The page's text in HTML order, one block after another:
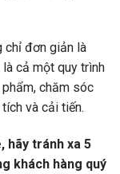
chỉ đơn giản là
cả một quy trình
chăm sóc
và cải tiến.
hãy tránh xa 5
khách hàng quý